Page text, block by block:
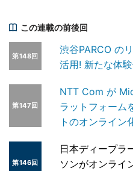
この連載の前後回
第148回
渋谷PARCO の
活用! 新たな体
第147回
NTT Com が
ラットフォーム
トのオンライン
第146回
日本ディープラ
ソンがオンライ